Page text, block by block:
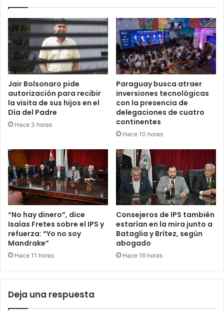
Jair Bolsonaro pide
autorización para recibir
la visita de sus hijos en el
Día del Padre
Hace 3 horas
Paraguay busca atraer
inversiones tecnológicas
con la presencia de
delegaciones de cuatro
continentes
Hace 10 horas
“No hay dinero”, dice
Isaías Fretes sobre el IPS y
refuerza: “Yo no soy
Mandrake”
Hace 11 horas
Consejeros de IPS también
estarían en la mira junto a
Bataglia y Brítez, según
abogado
Hace 16 horas
Deja una respuesta